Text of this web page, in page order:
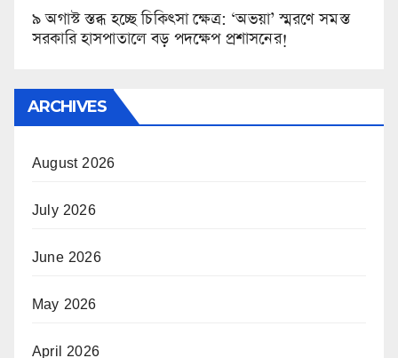
৯ অগাস্ট স্তব্ধ হচ্ছে চিকিৎসা ক্ষেত্র: ‘অভয়া’ স্মরণে সমস্ত
সরকারি হাসপাতালে বড় পদক্ষেপ প্রশাসনের!
ARCHIVES
August 2026
July 2026
June 2026
May 2026
April 2026